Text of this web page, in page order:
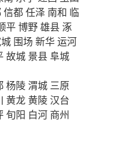
信都任泽 南和 临
平博野雄县涿
围场 新华运河
故城 景县阜城
杨陵渭城 三原
黄龙黄陵汉台
旬阳 白河 商州